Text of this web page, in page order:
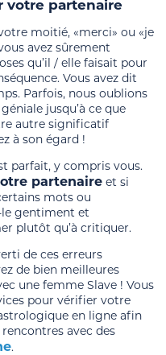
votre partenaire
moitié, «merci» ou «je
avez sûrement
qu’il / elle faisait pour
Vous avez dit
Parfois, nous oublions
jusqu’à ce que
autre significatif
à son égard !
parfait, y compris vous.
partenaire et si
mots ou
gentiment et
plutôt qu’à critiquer.
de ces erreurs
de bien meilleures
une femme Slave ! Vous
pour vérifier votre
en ligne afin
avec des
.